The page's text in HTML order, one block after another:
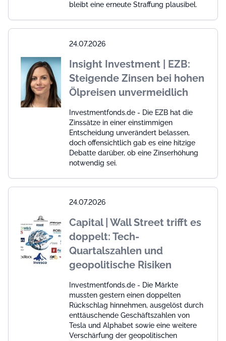
bleibt eine erneute Straffung plausibel.
24.07.2026
Insight Investment | EZB:
Steigende Zinsen bei hohen
Ölpreisen unvermeidlich
Investmentfonds.de - Die EZB hat die
Zinssätze in einer einstimmigen
Entscheidung unverändert belassen,
doch offensichtlich gab es eine hitzige
Debatte darüber, ob eine Zinserhöhung
notwendig sei.
24.07.2026
Capital | Wall Street trifft es
doppelt: Tech-
Quartalszahlen und
geopolitische Risiken
Investmentfonds.de - Die Märkte
mussten gestern einen doppelten
Rückschlag hinnehmen, ausgelöst durch
enttäuschende Geschäftszahlen von
Tesla und Alphabet sowie eine weitere
Verschärfung der geopolitischen